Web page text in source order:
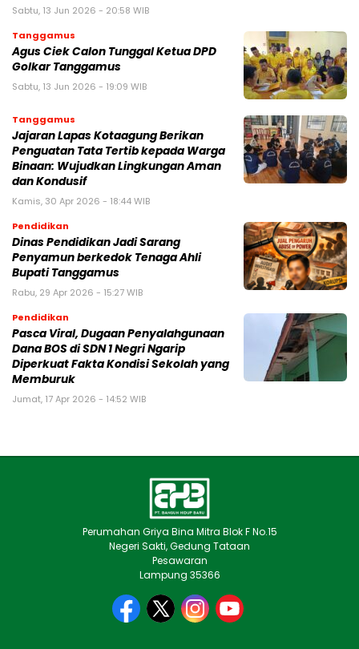
Sabtu, 13 Jun 2026 - 20:58 WIB
Tanggamus
Agus Ciek Calon Tunggal Ketua DPD
Golkar Tanggamus
Sabtu, 13 Jun 2026 - 19:09 WIB
Tanggamus
Jajaran Lapas Kotaagung Berikan
Penguatan Tata Tertib kepada Warga
Binaan: Wujudkan Lingkungan Aman
dan Kondusif
Kamis, 30 Apr 2026 - 18:44 WIB
Pendidikan
Dinas Pendidikan Jadi Sarang
Penyamun berkedok Tenaga Ahli
Bupati Tanggamus
Rabu, 29 Apr 2026 - 15:27 WIB
Pendidikan
Pasca Viral, Dugaan Penyalahgunaan
Dana BOS di SDN 1 Negri Ngarip
Diperkuat Fakta Kondisi Sekolah yang
Memburuk
Jumat, 17 Apr 2026 - 14:52 WIB
Perumahan Griya Bina Mitra Blok F No.15
Negeri Sakti, Gedung Tataan
Pesawaran
Lampung 35366